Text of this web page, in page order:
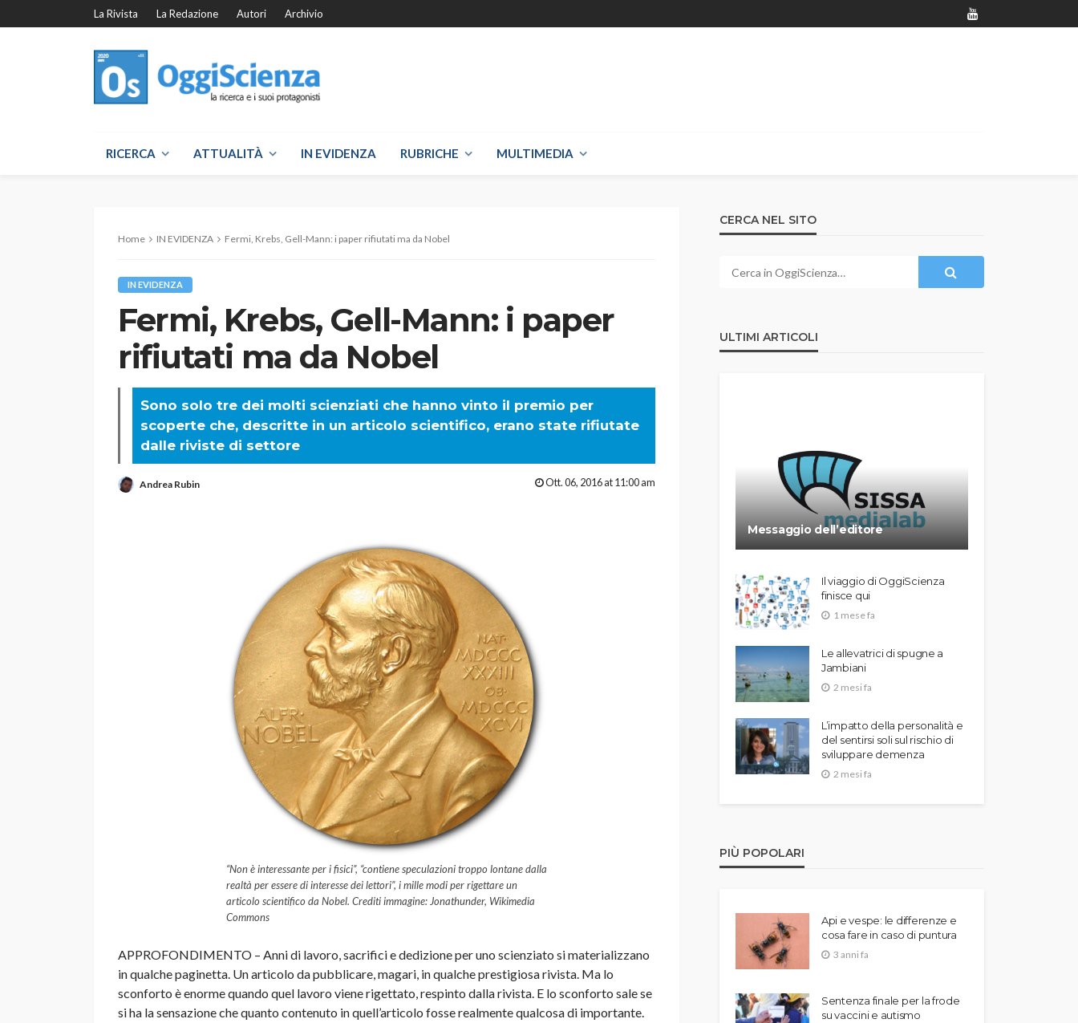
La Rivista La Redazione Autori Archivio
RICERCA ATTUALITÀ IN EVIDENZA RUBRICHE MULTIMEDIA
Home IN EVIDENZA Fermi, Krebs, Gell-Mann: i paper rifiutati ma da Nobel
IN EVIDENZA
Fermi, Krebs, Gell-Mann: i paper
rifiutati ma da Nobel
Sono solo tre dei molti scienziati che hanno vinto il premio per
scoperte che, descritte in un articolo scientifico, erano state rifiutate
dalle riviste di settore
Andrea Rubin Ott. 06, 2016 at 11:00 am
“Non è interessante per i fisici”, “contiene speculazioni troppo lontane dalla
realtà per essere di interesse dei lettori”, i mille modi per rigettare un
articolo scientifico da Nobel. Crediti immagine: Jonathunder, Wikimedia
Commons
APPROFONDIMENTO – Anni di lavoro, sacrifici e dedizione per uno scienziato si materializzano
in qualche paginetta. Un articolo da pubblicare, magari, in qualche prestigiosa rivista. Ma lo
sconforto è enorme quando quel lavoro viene rigettato, respinto dalla rivista. E lo sconforto sale se
si ha la sensazione che quanto contenuto in quell’articolo fosse realmente qualcosa di importante.
CERCA NEL SITO
ULTIMI ARTICOLI
Messaggio dell’editore
Il viaggio di OggiScienza
finisce qui
1 mese fa
Le allevatrici di spugne a
Jambiani
2 mesi fa
L’impatto della personalità e
del sentirsi soli sul rischio di
sviluppare demenza
2 mesi fa
PIÙ POPOLARI
Api e vespe: le differenze e
cosa fare in caso di puntura
3 anni fa
Sentenza finale per la frode
su vaccini e autismo